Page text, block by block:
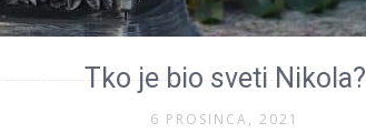
Tko je bio sveti Nikola?
6 PROSINCA, 2021